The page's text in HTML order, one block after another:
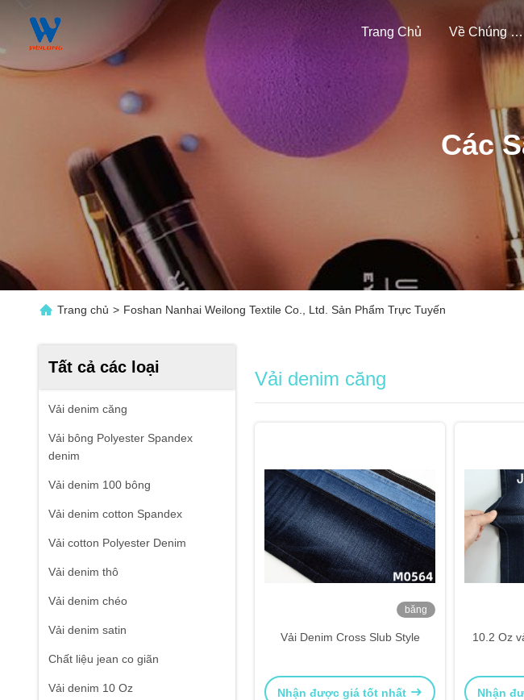
Trang Chủ Về Chúng Tôi
Các
Trang chủ > Foshan Nanhai Weilong Textile Co., Ltd. Sản Phẩm Trực Tuyến
Tất cả các loại
Vải denim căng
Vải bông Polyester Spandex
denim
Vải denim 100 bông
Vải denim cotton Spandex
Vải cotton Polyester Denim
Vải denim thô
Vải denim chéo
Vải denim satin
Chất liệu jean co giãn
Vải denim 10 Oz
Vải denim căng
băng
Vải Denim Cross Slub Style
Nhận được giá tốt nhất
10.2 Oz
Nhận